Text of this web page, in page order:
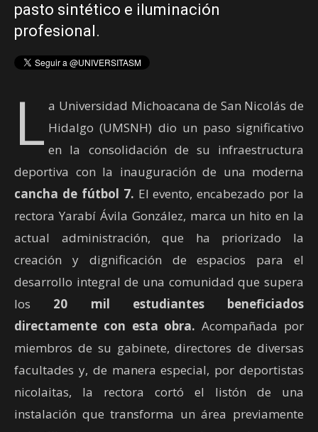
pasto sintético e iluminación
profesional.
L a Universidad Michoacana de San Nicolás de
Hidalgo (UMSNH) dio un paso significativo
en la consolidación de su infraestructura
deportiva con la inauguración de una moderna
cancha de fútbol 7. El evento, encabezado por la
rectora Yarabí Ávila González, marca un hito en la
actual administración, que ha priorizado la
creación y dignificación de espacios para el
desarrollo integral de una comunidad que supera
los 20 mil estudiantes beneficiados
directamente con esta obra. Acompañada por
miembros de su gabinete, directores de diversas
facultades y, de manera especial, por deportistas
nicolaitas, la rectora cortó el listón de una
instalación que transforma un área previamente